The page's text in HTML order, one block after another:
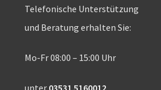
Telefonische Unterstützung
und Beratung erhalten Sie:
Mo-Fr 08:00 – 15:00 Uhr
unter 03531 5160012